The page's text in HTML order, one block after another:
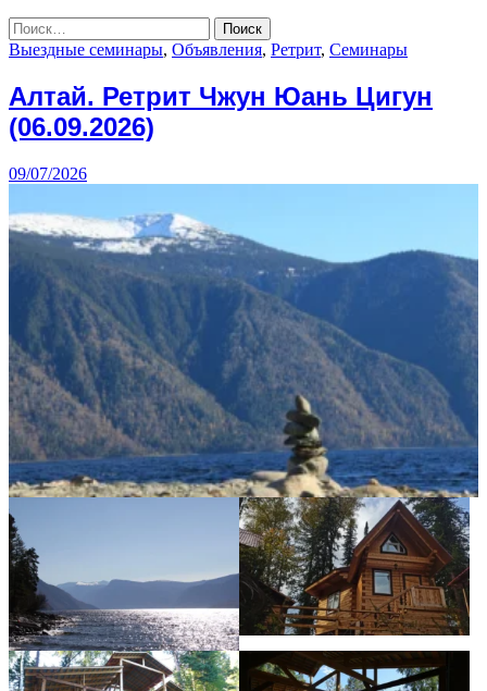
Найти:
Выездные семинары, Объявления, Ретрит, Семинары
Алтай. Ретрит Чжун Юань Цигун
(06.09.2026)
09/07/2026